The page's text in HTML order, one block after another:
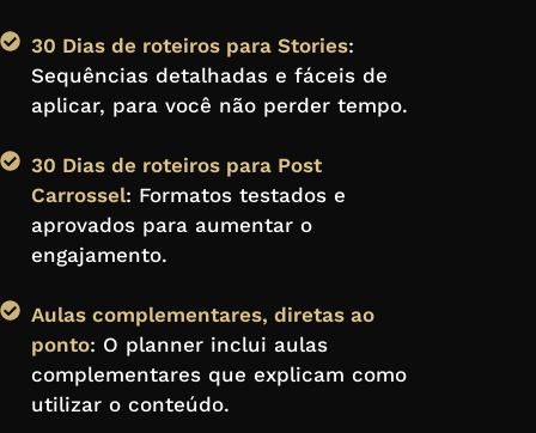
30 Dias de roteiros para Stories:
Sequências detalhadas e fáceis de
aplicar, para você não perder tempo.
30 Dias de roteiros para Post
Carrossel: Formatos testados e
aprovados para aumentar o
engajamento.
Aulas complementares, diretas ao
ponto: O planner inclui aulas
complementares que explicam como
utilizar o conteúdo.